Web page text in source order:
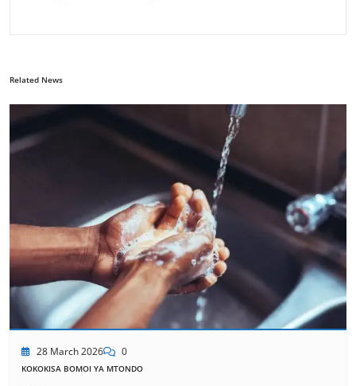
Related News
28 March 2026 0
KOKOKISA BOMOI YA MTONDO